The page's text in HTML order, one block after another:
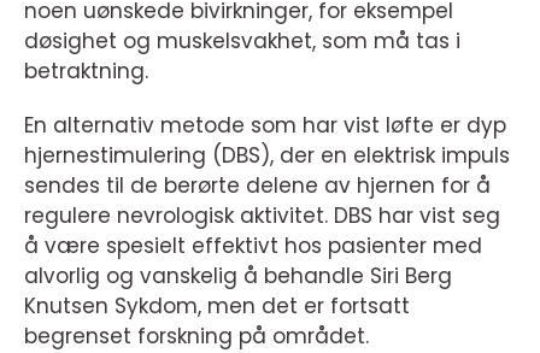
noen uønskede bivirkninger, for eksempel
døsighet og muskelsvakhet, som må tas i
betraktning.
En alternativ metode som har vist løfte er dyp
hjernestimulering (DBS), der en elektrisk impuls
sendes til de berørte delene av hjernen for å
regulere nevrologisk aktivitet. DBS har vist seg
å være spesielt effektivt hos pasienter med
alvorlig og vanskelig å behandle Siri Berg
Knutsen Sykdom, men det er fortsatt
begrenset forskning på området.